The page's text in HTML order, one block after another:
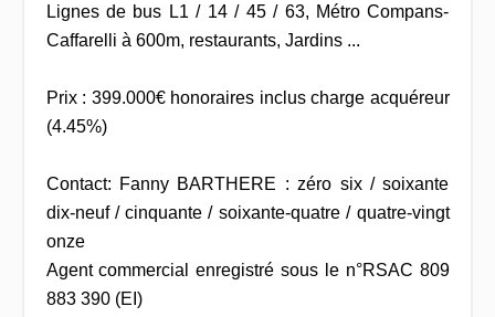
Lignes de bus L1 / 14 / 45 / 63, Métro Compans-
Caffarelli à 600m, restaurants, Jardins ...
Prix : 399.000€ honoraires inclus charge acquéreur
(4.45%)
Contact: Fanny BARTHERE : zéro six / soixante
dix-neuf / cinquante / soixante-quatre / quatre-vingt
onze
Agent commercial enregistré sous le n°RSAC 809
883 390 (EI)